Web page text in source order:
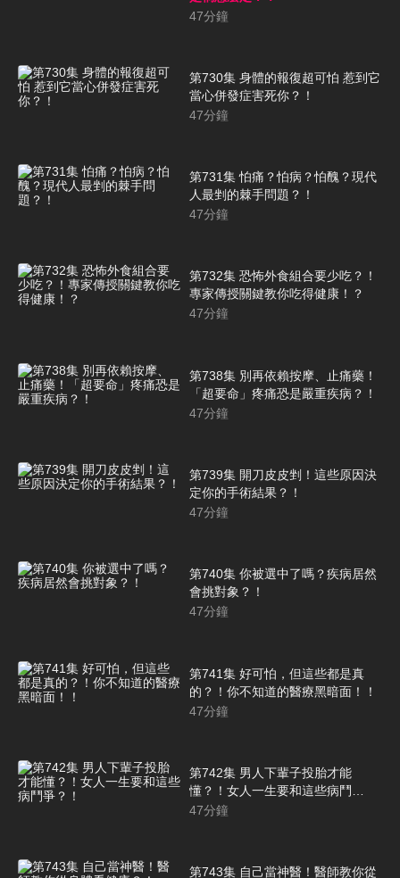
47分鐘
第730集 身體的報復超可怕 惹到它
當心併發症害死你？！
47分鐘
第731集 怕痛？怕病？怕醜？現代
人最剉的棘手問題？！
47分鐘
第732集 恐怖外食組合要少吃？！
專家傳授關鍵教你吃得健康！？
47分鐘
第738集 別再依賴按摩、止痛藥！
「超要命」疼痛恐是嚴重疾病？！
47分鐘
第739集 開刀皮皮剉！這些原因決
定你的手術結果？！
47分鐘
第740集 你被選中了嗎？疾病居然
會挑對象？！
47分鐘
第741集 好可怕，但這些都是真
的？！你不知道的醫療黑暗面！！
47分鐘
第742集 男人下輩子投胎才能
懂？！女人一生要和這些病鬥
爭？！
47分鐘
第743集 自己當神醫！醫師教你從